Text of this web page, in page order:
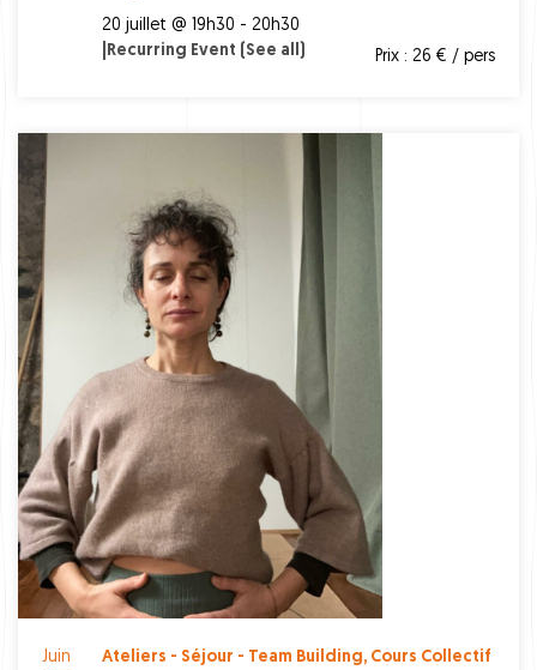
20 juillet @ 19h30 - 20h30
Recurring Event (See all) Prix : 26 € / pers
Juin Ateliers - Séjour - Team Building, Cours Collectif